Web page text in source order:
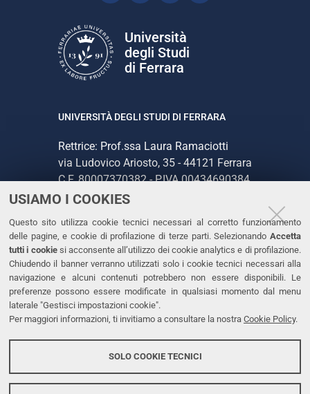
USIAMO I COOKIES
Questo sito utilizza cookie tecnici necessari al corretto funzionamento
delle pagine, e cookie di profilazione di terze parti. Selezionando Accetta
tutti i cookiesi acconsente all’utilizzo dei cookie analytics e di profilazione.
Chiudendo il banner verranno utilizzati solo i cookie tecnici necessari alla
navigazione e alcuni contenuti potrebbero non essere disponibili. Le
preferenze possono essere modificate in qualsiasi momento dal menu
laterale "Gestisci impostazioni cookie".
Per maggiori informazioni, ti invitiamo a consultare la nostra Cookie Policy.
SOLO COOKIE TECNICI
Università
degli Studi
di Ferrara
UNIVERSITÀ DEGLI STUDI DI FERRARA
Rettrice: Prof.ssa Laura Ramaciotti
via Ludovico Ariosto, 35 - 44121 Ferrara
C.F. 80007370382 - P.IVA 00434690384
CONTATTI
Tel. +39 0532 293111
Fax. +39 0532 293031
PEC
LINKS
Accessibilità
Protezione dati personali